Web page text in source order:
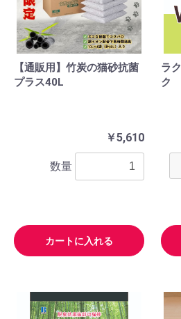
【通販用】竹炭の猫砂抗菌
プラス40L
￥5,610
数量
カートに入れる
ラ
ク